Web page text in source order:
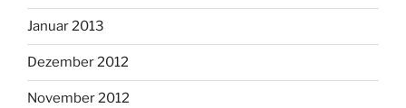
Januar 2013
Dezember 2012
November 2012